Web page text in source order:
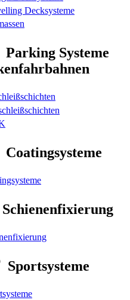
Decksysteme
Parking Systeme
Coatingsysteme
Schienenfixierung
Sportsysteme